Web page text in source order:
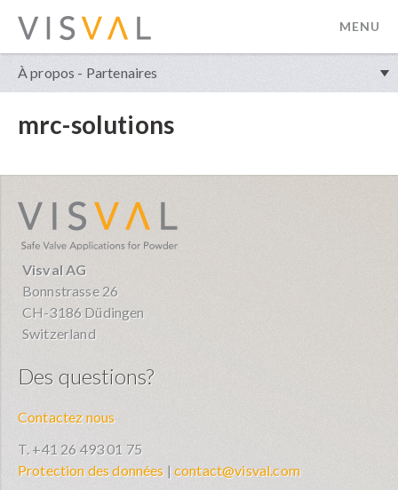
MENU
À propos - Partenaires
mrc-solutions
Visval AG
Bonnstrasse 26
CH-3186 Düdingen
Switzerland
Des questions?
Contactez nous
T. +41 26 493 01 75
Protection des données |contact@visval.com